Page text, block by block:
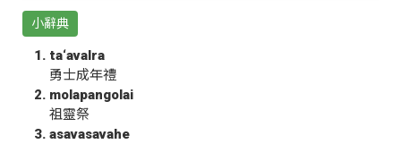
小辭典
ta‘avalra
勇士成年禮
molapangolai
祖靈祭
asavasavahe